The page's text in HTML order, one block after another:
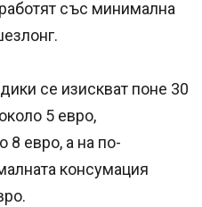
със минимална
се изискват поне 30
5 евро,
8 евро, а на по-
консумация